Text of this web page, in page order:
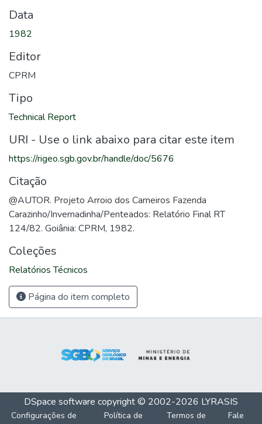
Data
1982
Editor
CPRM
Tipo
Technical Report
URI - Use o link abaixo para citar este item
https://rigeo.sgb.gov.br/handle/doc/5676
Citação
@AUTOR. Projeto Arroio dos Carneiros Fazenda
Carazinho/Invernadinha/Penteados: Relatório Final RT
124/82. Goiânia: CPRM, 1982.
Coleções
Relatórios Técnicos
Página do item completo
DSpace software copyright © 2002-2026 LYRASIS
Configurações de
Política de
Termos de
Fale